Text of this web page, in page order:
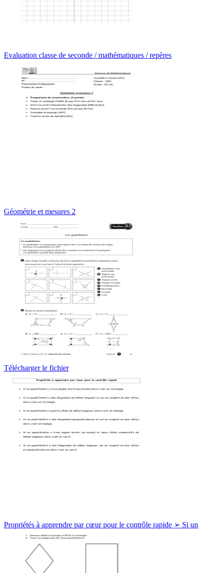
Evaluation classe de seconde / mathématiques / repères
Géométrie et mesures 2
Télécharger le fichier
Propriétés à apprendre par cœur pour le contrôle rapide ➢ Si un